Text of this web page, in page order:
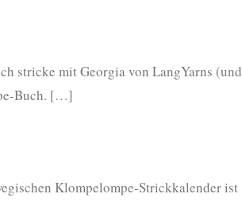
stricke mit Georgia von LangYarns (und
Buch. […]
Klompelompe-Strickkalender ist